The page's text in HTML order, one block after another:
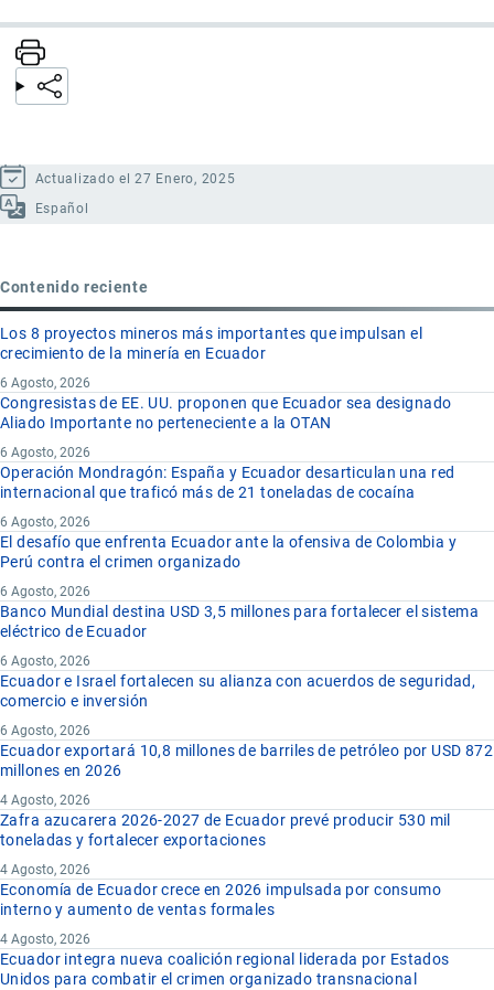
Actualizado el 27 Enero, 2025
Español
Contenido reciente
Los 8 proyectos mineros más importantes que impulsan el
crecimiento de la minería en Ecuador
6 Agosto, 2026
Congresistas de EE. UU. proponen que Ecuador sea designado
Aliado Importante no perteneciente a la OTAN
6 Agosto, 2026
Operación Mondragón: España y Ecuador desarticulan una red
internacional que traficó más de 21 toneladas de cocaína
6 Agosto, 2026
El desafío que enfrenta Ecuador ante la ofensiva de Colombia y
Perú contra el crimen organizado
6 Agosto, 2026
Banco Mundial destina USD 3,5 millones para fortalecer el sistema
eléctrico de Ecuador
6 Agosto, 2026
Ecuador e Israel fortalecen su alianza con acuerdos de seguridad,
comercio e inversión
6 Agosto, 2026
Ecuador exportará 10,8 millones de barriles de petróleo por USD 872
millones en 2026
4 Agosto, 2026
Zafra azucarera 2026-2027 de Ecuador prevé producir 530 mil
toneladas y fortalecer exportaciones
4 Agosto, 2026
Economía de Ecuador crece en 2026 impulsada por consumo
interno y aumento de ventas formales
4 Agosto, 2026
Ecuador integra nueva coalición regional liderada por Estados
Unidos para combatir el crimen organizado transnacional